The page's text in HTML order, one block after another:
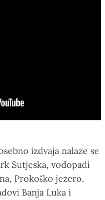
izdvaja nalaze se
Sutjeska, vodopadi
Prokoško jezero,
Banja Luka i